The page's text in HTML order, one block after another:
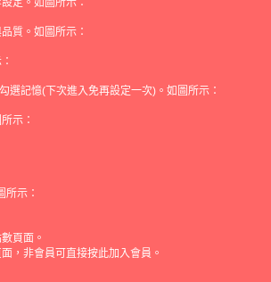
定。如圖所示：
質。如圖所示：
選記憶(下次進入免再設定一次)。如圖所示：
示：
所示：
頁面。
，非會員可直接按此加入會員。